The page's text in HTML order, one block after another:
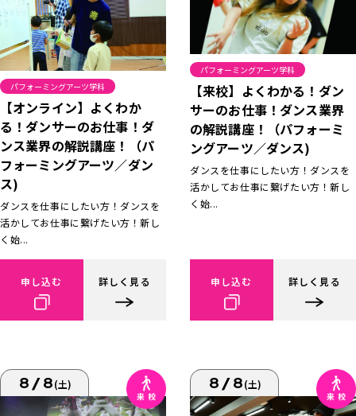
パフォーミングアーツ学科
【オンライン】よくわか
る！ダンサーのお仕事！ダ
ンス業界の解説講座！（パ
フォーミングアーツ／ダン
ス)
ダンスを仕事にしたい方！ダンスを
活かしてお仕事に繋げたい方！新し
く始...
申し込む 詳しく見る
パフォーミングアーツ学科
【来校】よくわかる！ダン
サーのお仕事！ダンス業界
の解説講座！（パフォーミ
ングアーツ／ダンス)
ダンスを仕事にしたい方！ダンスを
活かしてお仕事に繋げたい方！新し
く始...
申し込む 詳しく見る
8/8(土) 8/8(土)